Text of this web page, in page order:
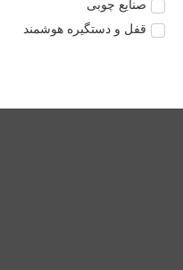
صنایع چوبی
قفل و دستگیره هوشمند